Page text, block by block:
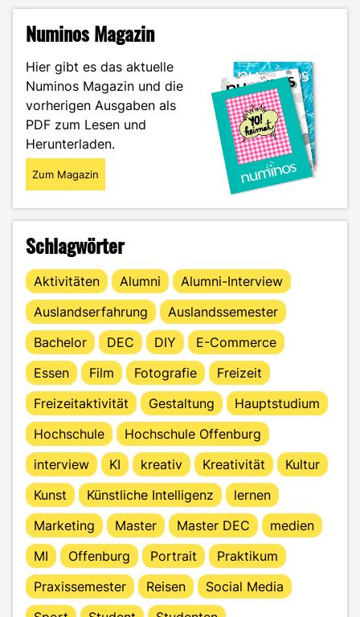
Marketing
Sarah
Miczugas
Reise
im
Porträt"
Numinos Magazin
Hier gibt es das aktuelle
Numinos Magazin und die
vorherigen Ausgaben als
PDF zum Lesen und
Herunterladen.
Zum Magazin
Schlagwörter
Aktivitäten Alumni
Alumni-Interview
Auslandserfahrung
Auslandssemester
Bachelor
DEC DIY
E-Commerce
Essen
Film Fotografie
Freizeit
Freizeitaktivität
Gestaltung
Hauptstudium
Hochschule
Hochschule Offenburg
interview
KI kreativ Kreativität
Kultur
Kunst
Künstliche Intelligenz
lernen
Marketing
Master Master DEC
medien
MI
Offenburg Portrait
Praktikum
Praxissemester
Reisen
Social Media